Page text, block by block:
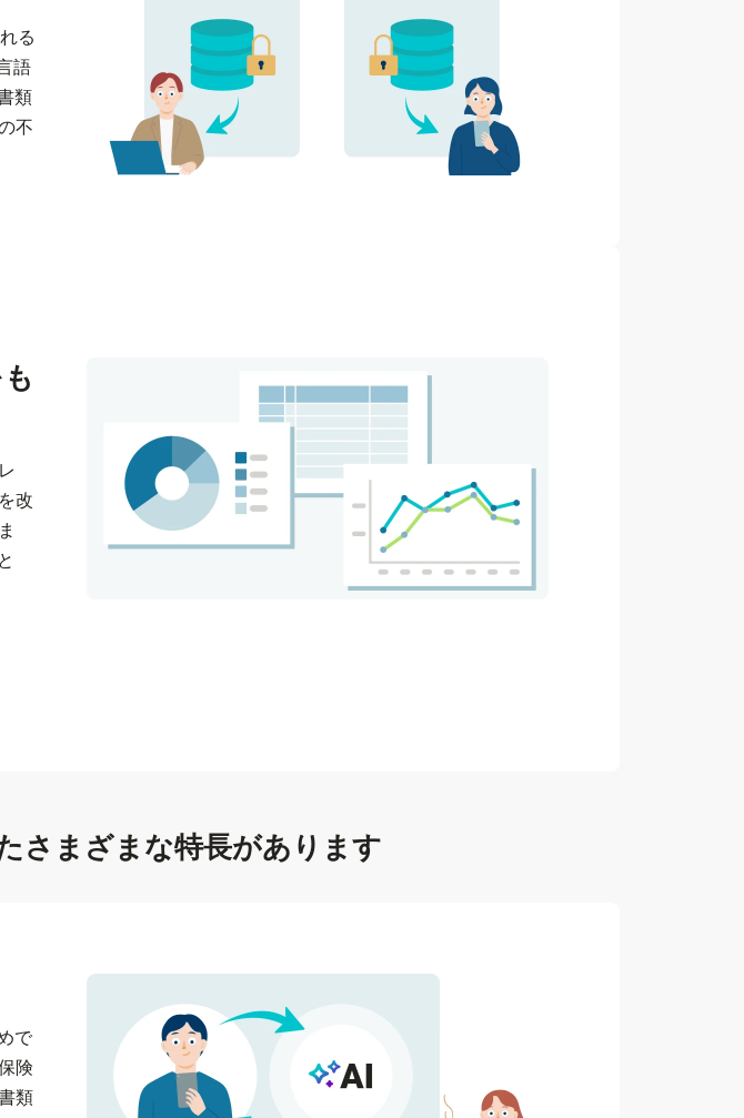
る
語
類
不
改
さまざまな特長があります
で
険
類